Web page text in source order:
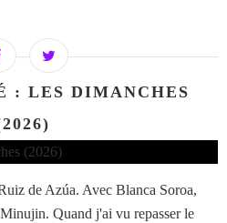
: LES DIMANCHES
de Azúa. Avec Blanca Soroa,
Quand j'ai vu repasser le